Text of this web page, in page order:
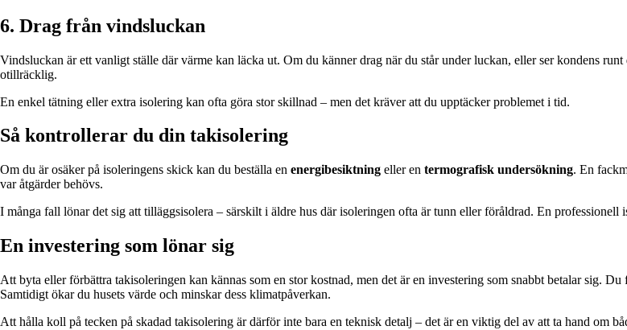
6. Drag från vindsluckan
Vindsluckan är ett vanligt ställe där värme kan läcka ut. Om du känner drag när du står under luckan, eller ser kondens
otillräcklig.
En enkel tätning eller extra isolering kan ofta göra stor skillnad – men det kräver att du upptäcker problemet i tid.
Så kontrollerar du din takisolering
Om du är osäker på isoleringens skick kan du beställa en energibesiktning eller en termografisk undersökning. En
var åtgärder behövs.
I många fall lönar det sig att tilläggsisolera – särskilt i äldre hus där isoleringen ofta är tunn eller föråldrad. En
En investering som lönar sig
Att byta eller förbättra takisoleringen kan kännas som en stor kostnad, men det är en investering som snabbt betalar sig.
Samtidigt ökar du husets värde och minskar dess klimatpåverkan.
Att hålla koll på tecken på skadad takisolering är därför inte bara en teknisk detalj – det är en viktig del av att ta hand om